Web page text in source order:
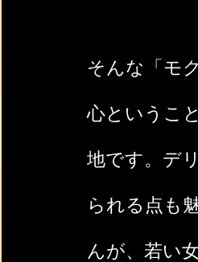
そんな「モ
心というこ
地です。デ
られる点も
んが、若い